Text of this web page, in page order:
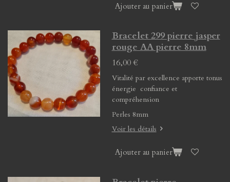
Ajouter au panier
Bracelet 299 pierre jasper
rouge AA pierre 8mm
16,00 €
Vitalité par excellence apporte tonus
énergie confiance et
compréhension
Perles 8mm
Voir les détails
Ajouter au panier